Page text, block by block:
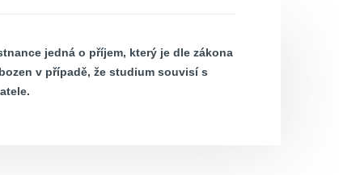
jedná o příjem, který je dle zákona
v případě, že studium souvisí s